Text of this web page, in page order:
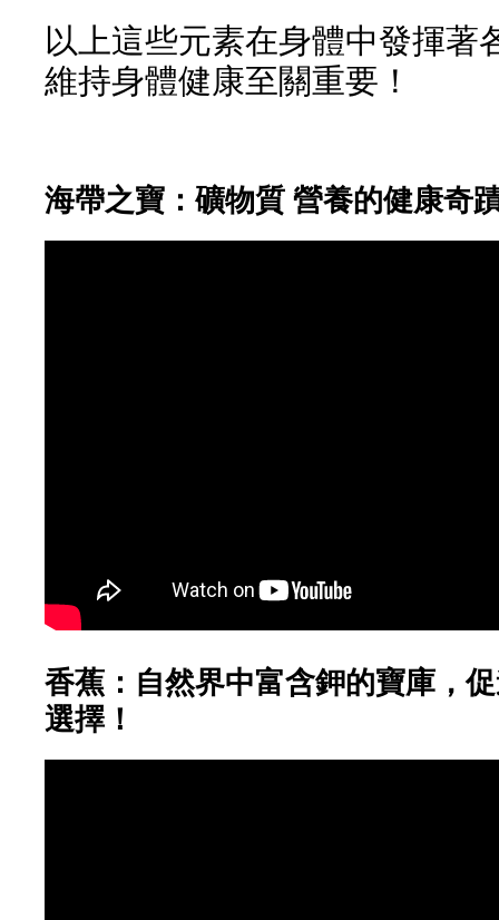
以上這些元素在身體中發揮著
維持身體健康至關重要！
海帶之寶：礦物質 營養的健康奇
香蕉：自然界中富含鉀的寶庫，
選擇！